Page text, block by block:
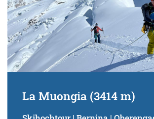
Suchbegriff:
La Muongia (3414 m)